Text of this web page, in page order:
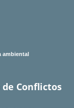
ambiental
Conflictos